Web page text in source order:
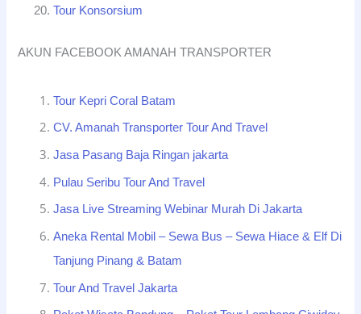
Tour Konsorsium
AKUN FACEBOOK AMANAH TRANSPORTER
Tour Kepri Coral Batam
CV. Amanah Transporter Tour And Travel
Jasa Pasang Baja Ringan jakarta
Pulau Seribu Tour And Travel
Jasa Live Streaming Webinar Murah Di Jakarta
Aneka Rental Mobil – Sewa Bus – Sewa Hiace & Elf Di
Tanjung Pinang & Batam
Tour And Travel Jakarta